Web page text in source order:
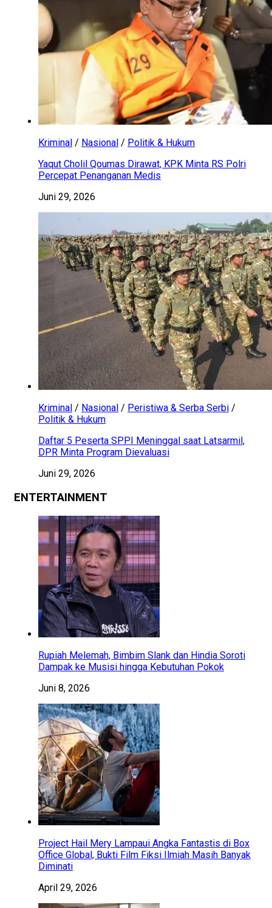
Kriminal / Nasional / Politik & Hukum
Yaqut Cholil Qoumas Dirawat, KPK Minta RS Polri
Percepat Penanganan Medis
Juni 29, 2026
Kriminal / Nasional / Peristiwa & Serba Serbi /
Politik & Hukum
Daftar 5 Peserta SPPI Meninggal saat Latsarmil,
DPR Minta Program Dievaluasi
Juni 29, 2026
ENTERTAINMENT
Rupiah Melemah, Bimbim Slank dan Hindia Soroti
Dampak ke Musisi hingga Kebutuhan Pokok
Juni 8, 2026
Project Hail Mery Lampaui Angka Fantastis di Box
Office Global, Bukti Film Fiksi Ilmiah Masih Banyak
Diminati
April 29, 2026